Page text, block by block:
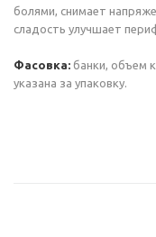
болями, снимает
сладость улучшает
Фасовка: банки, объем
указана за упаковку.